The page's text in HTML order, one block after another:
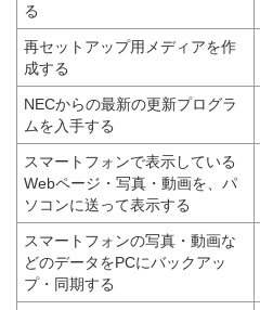
る
再セットアップ用メディアを作
成する
NECからの最新の更新プログラ
ムを入手する
スマートフォンで表示している
Webページ・写真・動画を、パ
ソコンに送って表示する
スマートフォンの写真・動画な
どのデータをPCにバックアッ
プ・同期する